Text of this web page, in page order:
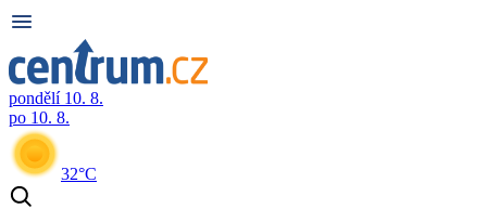
pondělí 10. 8.
po 10. 8.
32°C